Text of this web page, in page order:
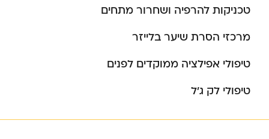
טכניקות להרפיה ושחרור מתחים
מרכזי הסרת שיער בלייזר
טיפולי אפילציה ממוקדים לפנים
טיפולי לק ג’ל